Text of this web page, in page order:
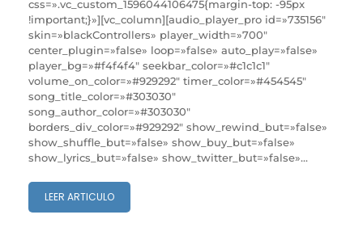
css=».vc_custom_1596044106475{margin-top: -95px
!important;}»][vc_column][audio_player_pro id=»735156″
skin=»blackControllers» player_width=»700″
center_plugin=»false» loop=»false» auto_play=»false»
player_bg=»#f4f4f4″ seekbar_color=»#c1c1c1″
volume_on_color=»#929292″ timer_color=»#454545″
song_title_color=»#303030″
song_author_color=»#303030″
borders_div_color=»#929292″ show_rewind_but=»false»
show_shuffle_but=»false» show_buy_but=»false»
show_lyrics_but=»false» show_twitter_but=»false»...
LEER ARTICULO